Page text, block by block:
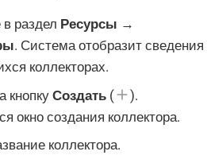
раздел Ресурсы →
. Система отобразит сведения
коллекторах.
кнопкуСоздать (
).
окно создания коллектора.
коллектора.